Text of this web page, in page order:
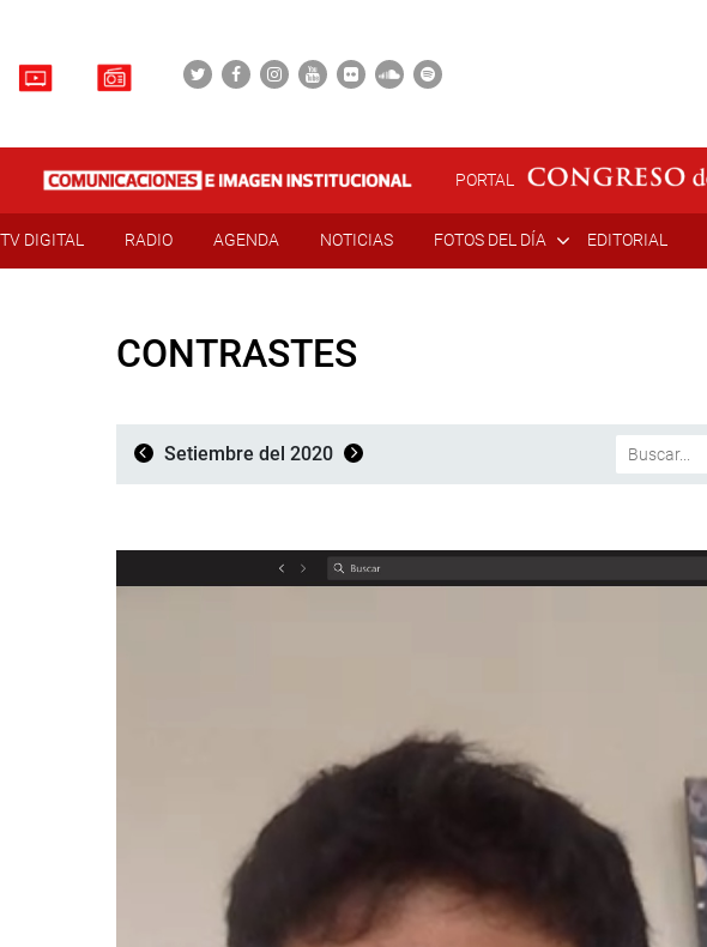
PORTAL
TV DIGITAL RADIO AGENDA NOTICIAS FOTOS DEL DÍA EDITORIAL
CONTRASTES
Setiembre del 2020